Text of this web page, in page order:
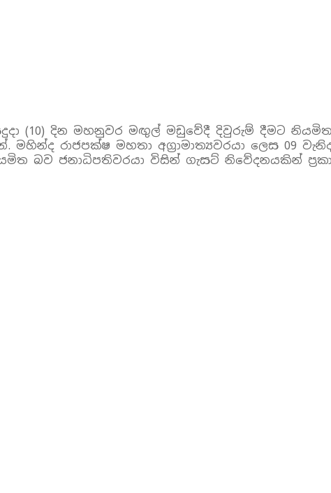
(10) දින මහනුවර මඟුල් මඩුවේදී දිවුරුම් දීමට
රාජපක්ෂ මහතා අග්‍රාමාත්‍යවරයා ලෙස 09
බව ජනාධිපතිවරයා විසින් ගැසට් නිවේදනයකින්